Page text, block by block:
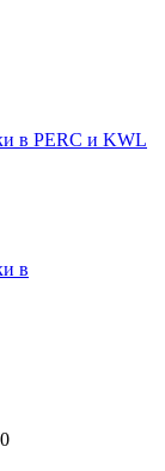
в PERC и KWL
в